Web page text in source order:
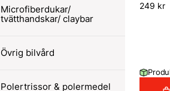
Microfiberdukar/
tvätthandskar/ claybar
Övrig bilvård
Polertrissor & polermedel
249 kr